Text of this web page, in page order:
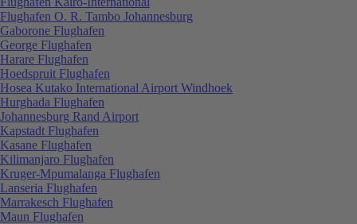
Flughafen O. R. Tambo Johannesburg
Gaborone Flughafen
George Flughafen
Harare Flughafen
Hoedspruit Flughafen
Hosea Kutako International Airport Windhoek
Hurghada Flughafen
Johannesburg Rand Airport
Kapstadt Flughafen
Kasane Flughafen
Kilimanjaro Flughafen
Kruger-Mpumalanga Flughafen
Lanseria Flughafen
Marrakesch Flughafen
Maun Flughafen